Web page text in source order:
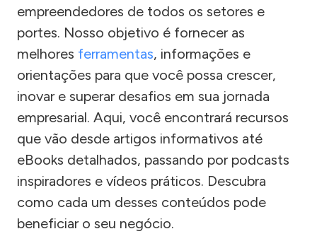
empreendedores de todos os setores e
portes. Nosso objetivo é fornecer as
melhores ferramentas, informações e
orientações para que você possa crescer,
inovar e superar desafios em sua jornada
empresarial. Aqui, você encontrará recursos
que vão desde artigos informativos até
eBooks detalhados, passando por podcasts
inspiradores e vídeos práticos. Descubra
como cada um desses conteúdos pode
beneficiar o seu negócio.